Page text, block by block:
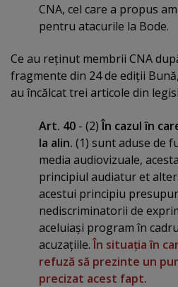
CNA, cel care a propus
pentru atacurile la Bode.
Ce au reţinut membrii CNA
fragmente din 24 de ediţii
au încălcat trei articole din
Art. 40 - (2)În cazul în
la alin. (1) sunt aduse de
media audiovizuale,
principiul audiatur et
acestui principiu
nediscriminatorii de
aceluiaşi program în
acuzaţiile.În situaţia în
refuză să prezinte un
precizat acest fapt.